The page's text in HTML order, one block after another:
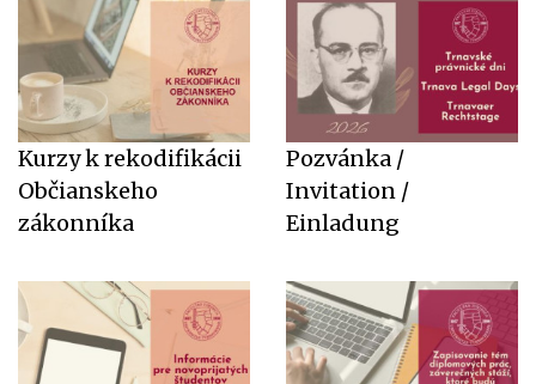
Kurzy k rekodifikácii
Občianskeho
zákonníka
Pozvánka /
Invitation /
Einladung